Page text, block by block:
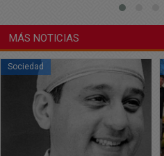
MÁS NOTICIAS
Sociedad